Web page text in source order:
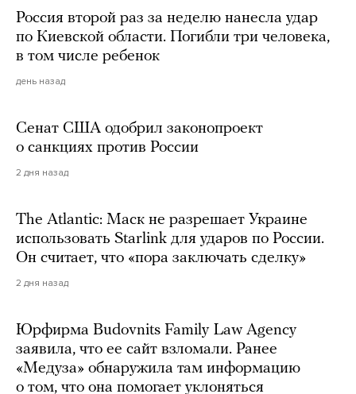
Россия второй раз за неделю нанесла удар
по Киевской области. Погибли три человека,
в том числе ребенок
день назад
Сенат США одобрил законопроект
о санкциях против России
2 дня назад
The Atlantic: Маск не разрешает Украине
использовать Starlink для ударов по России.
Он считает, что «пора заключать сделку»
2 дня назад
Юрфирма Budovnits Family Law Agency
заявила, что ее сайт взломали. Ранее
«Медуза» обнаружила там информацию
о том, что она помогает уклоняться